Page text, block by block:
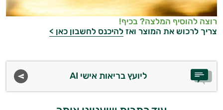
רוצה להוסיף המלצה? בכיף!
צריך לרכוש את המוצר ואז להיכנס לחשבון כאן >
ליועץ בריאות אישי AI